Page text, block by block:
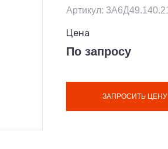
Артикул:
Цена
По запросу
ЗАПРОСИТЬ ЦЕНУ